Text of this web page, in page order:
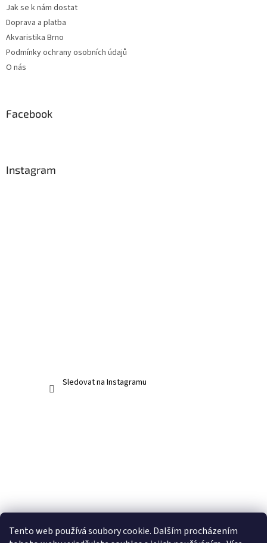
Tento web používá soubory cookie. Dalším procházením
Jak se k nám dostat
Doprava a platba
Akvaristika Brno
Podmínky ochrany osobních údajů
O nás
Facebook
Instagram
Sledovat na Instagramu